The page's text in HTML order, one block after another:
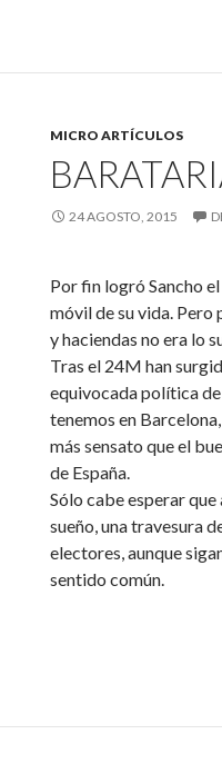
MICRO ARTÍCULOS
24 AGOSTO, 2015
Por fin logró Sancho
móvil de su vida.
y haciendas no era lo
Tras el 24M han
equivocada política
tenemos en
más sensato que el
de España.
Sólo cabe esperar
sueño, una travesura
electores, aunque
sentido común.